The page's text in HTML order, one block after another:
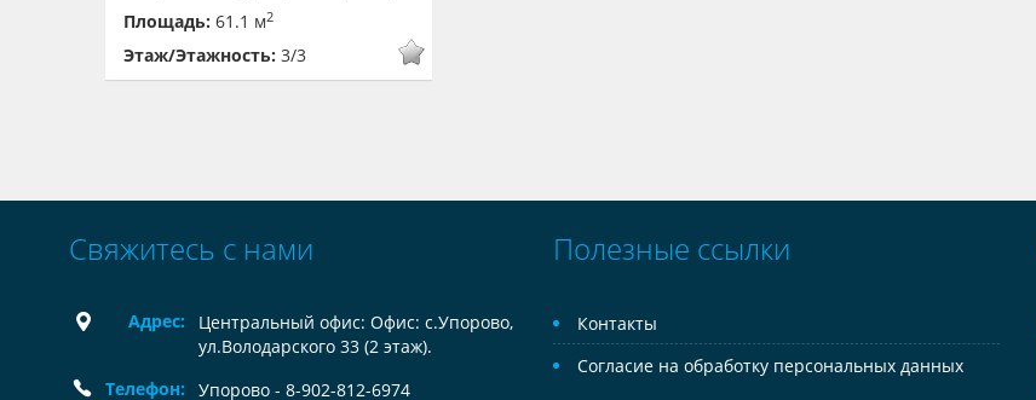
Площадь: 61.1 м2
Этаж/Этажность: 3/3
Свяжитесь с нами
Адрес:
Центральный офис: Офис: с.Упорово,
ул.Володарского 33 (2 этаж).
Телефон:
Упорово - 8-902-812-6974
Полезные ссылки
Контакты
Согласие на обработку персональных данных